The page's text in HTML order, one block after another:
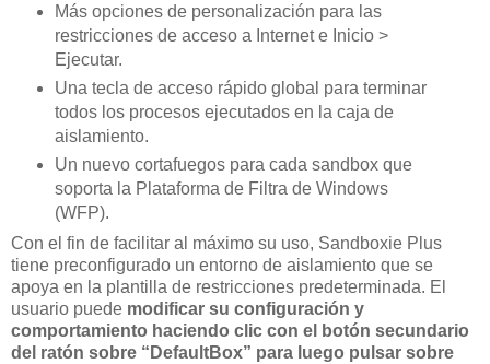
Más opciones de personalización para las
restricciones de acceso a Internet e Inicio >
Ejecutar.
Una tecla de acceso rápido global para terminar
todos los procesos ejecutados en la caja de
aislamiento.
Un nuevo cortafuegos para cada sandbox que
soporta la Plataforma de Filtra de Windows
(WFP).
Con el fin de facilitar al máximo su uso, Sandboxie Plus
tiene preconfigurado un entorno de aislamiento que se
apoya en la plantilla de restricciones predeterminada. El
usuario puede modificar su configuración y
comportamiento haciendo clic con el botón secundario
del ratón sobre “DefaultBox” para luego pulsar sobre